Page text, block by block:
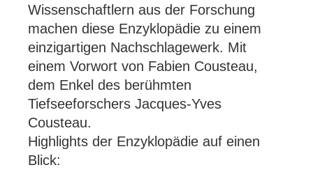
Wissenschaftlern aus der Forschung
machen diese Enzyklopädie zu einem
einzigartigen Nachschlagewerk. Mit
einem Vorwort von Fabien Cousteau,
dem Enkel des berühmten
Tiefseeforschers Jacques-Yves
Cousteau.
Highlights der Enzyklopädie auf einen
Blick: